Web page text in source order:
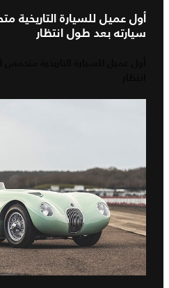
أول عميل للسيارة
سيارته بعد طول انتظار